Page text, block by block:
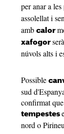
per anar a les
assolellat i
amb calor
xafogor
núvols alts i
Possible
sud
confirmat
tempestes
nord o